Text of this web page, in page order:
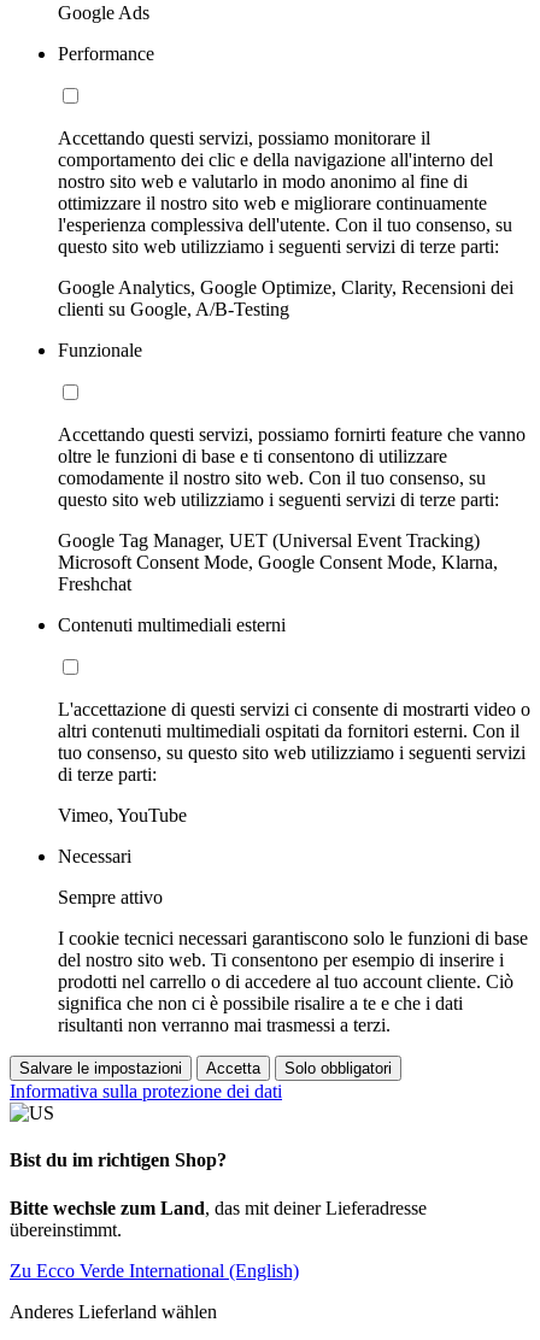
Google Ads
Performance
Accettando questi servizi, possiamo monitorare il
comportamento dei clic e della navigazione all'interno del
nostro sito web e valutarlo in modo anonimo al fine di
ottimizzare il nostro sito web e migliorare continuamente
l'esperienza complessiva dell'utente. Con il tuo consenso, su
questo sito web utilizziamo i seguenti servizi di terze parti:
Google Analytics, Google Optimize, Clarity, Recensioni dei
clienti su Google, A/B-Testing
Funzionale
Accettando questi servizi, possiamo fornirti feature che vanno
oltre le funzioni di base e ti consentono di utilizzare
comodamente il nostro sito web. Con il tuo consenso, su
questo sito web utilizziamo i seguenti servizi di terze parti:
Google Tag Manager, UET (Universal Event Tracking)
Microsoft Consent Mode, Google Consent Mode, Klarna,
Freshchat
Contenuti multimediali esterni
L'accettazione di questi servizi ci consente di mostrarti video o
altri contenuti multimediali ospitati da fornitori esterni. Con il
tuo consenso, su questo sito web utilizziamo i seguenti servizi
di terze parti:
Vimeo, YouTube
Necessari
Sempre attivo
I cookie tecnici necessari garantiscono solo le funzioni di base
del nostro sito web. Ti consentono per esempio di inserire i
prodotti nel carrello o di accedere al tuo account cliente. Ciò
significa che non ci è possibile risalire a te e che i dati
risultanti non verranno mai trasmessi a terzi.
Salvare le impostazioni Accetta Solo obbligatori
Informativa sulla protezione dei dati
Bist du im richtigen Shop?
Bitte wechsle zum Land, das mit deiner Lieferadresse
übereinstimmt.
Zu Ecco Verde International (English)
Anderes Lieferland wählen